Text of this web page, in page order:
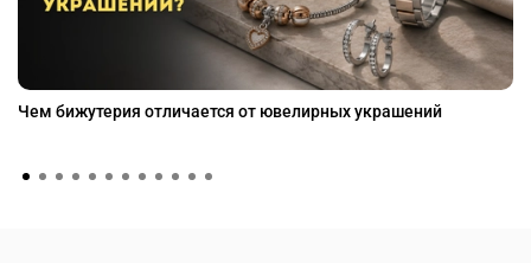
Чем бижутерия отличается от ювелирных украшений